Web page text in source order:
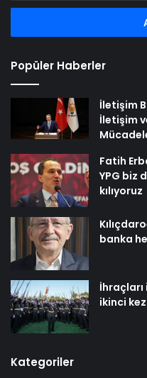
adresinizi
Popüler Haberler
İletişim
İletişim
Fatih
YPG biz
kılıyoruz
banka
ikinci
Kategoriler